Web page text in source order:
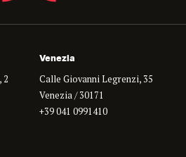
2
Venezia
Calle Giovanni Legrenzi, 35
Venezia / 30171
+39 041 0991410